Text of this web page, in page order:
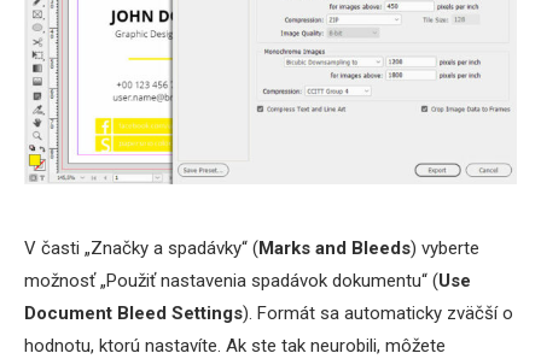
V časti „Značky a spadávky“ (Marks and Bleeds) vyberte
možnosť „Použiť nastavenia spadávok dokumentu“ (Use
Document Bleed Settings). Formát sa automaticky zväčší o
hodnotu, ktorú nastavíte. Ak ste tak neurobili, môžete